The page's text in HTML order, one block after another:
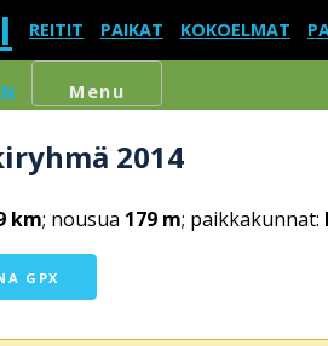
REITIT PAIKAT KOKOELMAT
Menu
2014
km; nousua 179 m; paikkakunnat:
GPX